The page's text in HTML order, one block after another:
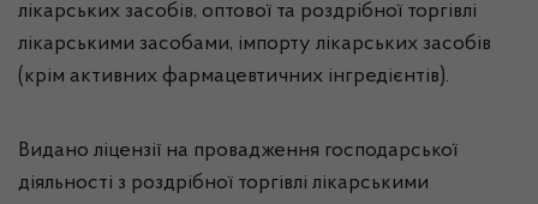
лікарських засобів, оптової та роздрібної торгівлі
лікарськими засобами, імпорту лікарських засобів
(крім активних фармацевтичних інгредієнтів).
Видано ліцензії на провадження господарської
діяльності з роздрібної торгівлі лікарськими